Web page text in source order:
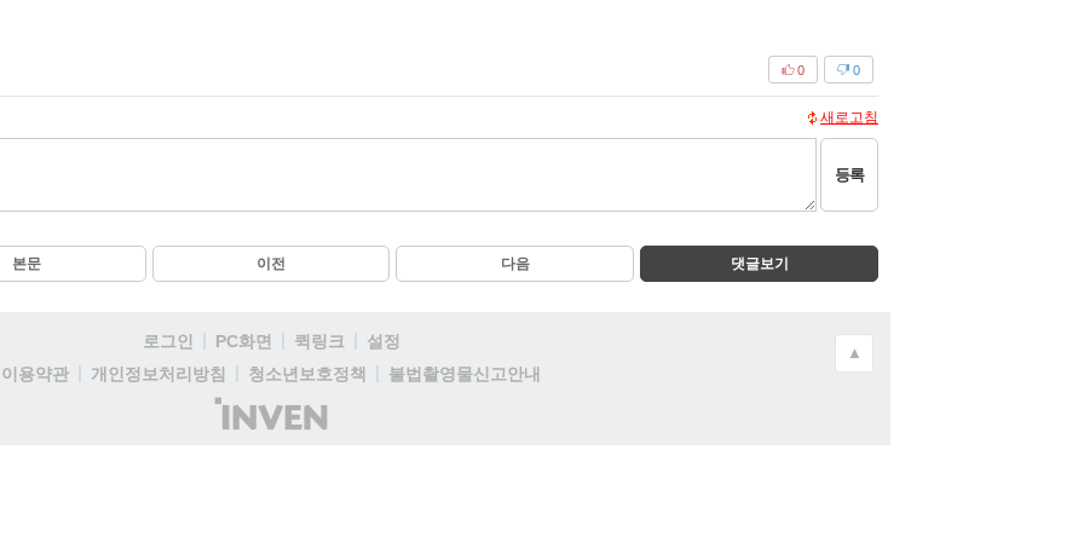
0
0
새로고침
등록
본문 이전 다음 댓글보기
로그인 PC화면 퀵링크
설정
이용약관
개인정보처리방침 청소년보호정책
불법촬영물신고안내
(주)
인
▲